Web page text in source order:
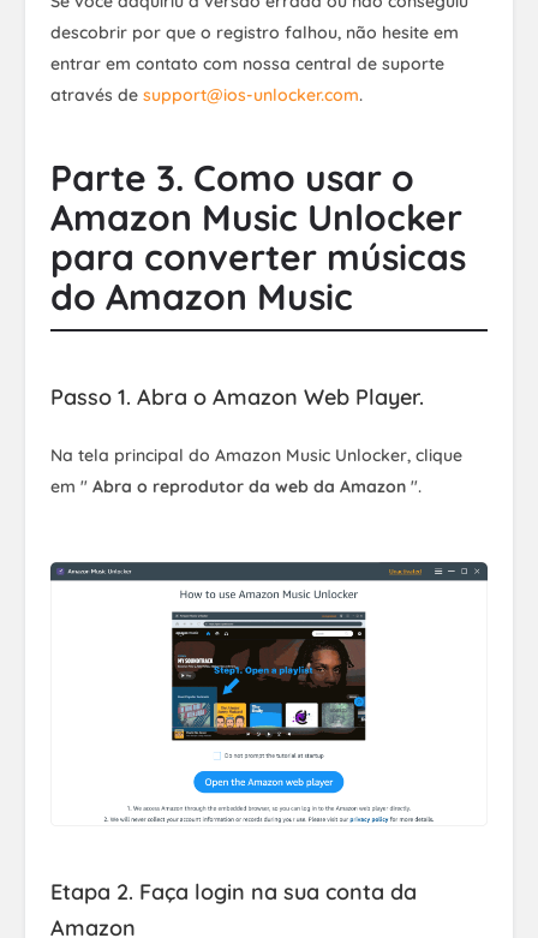
descobrir por que o registro falhou, não hesite em
entrar em contato com nossa central de suporte
através de support@ios-unlocker.com.
Parte 3. Como usar o
Amazon Music Unlocker
para converter músicas
do Amazon Music
Passo 1. Abra o Amazon Web Player.
Na tela principal do Amazon Music Unlocker, clique
em " Abra o reprodutor da web da Amazon ".
Etapa 2. Faça login na sua conta da
Amazon